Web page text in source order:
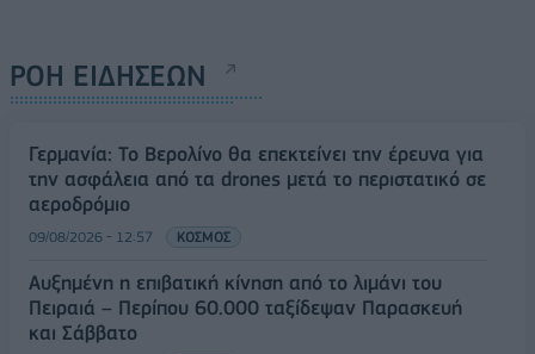
ΡΟΗ ΕΙΔΗΣΕΩΝ
Γερμανία: Το Βερολίνο θα επεκτείνει την έρευνα για
την ασφάλεια από τα drones μετά το περιστατικό σε
αεροδρόμιο
09/08/2026 - 12:57 ΚΟΣΜΟΣ
Αυξημένη η επιβατική κίνηση από το λιμάνι του
Πειραιά – Περίπου 60.000 ταξίδεψαν Παρασκευή
και Σάββατο